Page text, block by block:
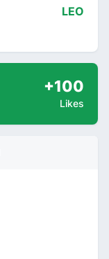
LEO
+100
Likes